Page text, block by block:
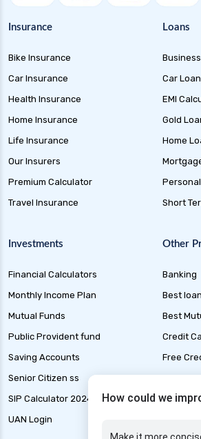
India
Health Insurance for Hiv Patients
Health Insurance for Tb Patients
Health Insurance for High
Health Insurance for High Blood
Health Insurance for Alzheimer
Health Insurance for Asthma
Health Insurance for Thyroid
Health Insurance for Multiple
Health Insurance for Hepatitis B
Health Insurance for Thyroid
Health Insurance for Paralysis
How could we
Insurance
Bike Insurance
Car Insurance
Health Insurance
Home Insurance
Life Insurance
Our Insurers
Premium Calculator
Travel Insurance
Loans
Car Loan
EMI
Gold
Home
Short
Investments
Financial Calculators
Monthly Income Plan
Mutual Funds
Public Provident fund
Saving Accounts
Senior Citizen ss
SIP Calculator 2024
UAN Login
Other
Banking
Best
Best
Credit
Free
Liability
Loan